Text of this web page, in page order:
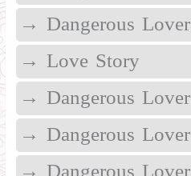
→ Dangerous Lover
→ Love Story
→ Dangerous Lover
→ Dangerous Lover
→ Dangerous Lover